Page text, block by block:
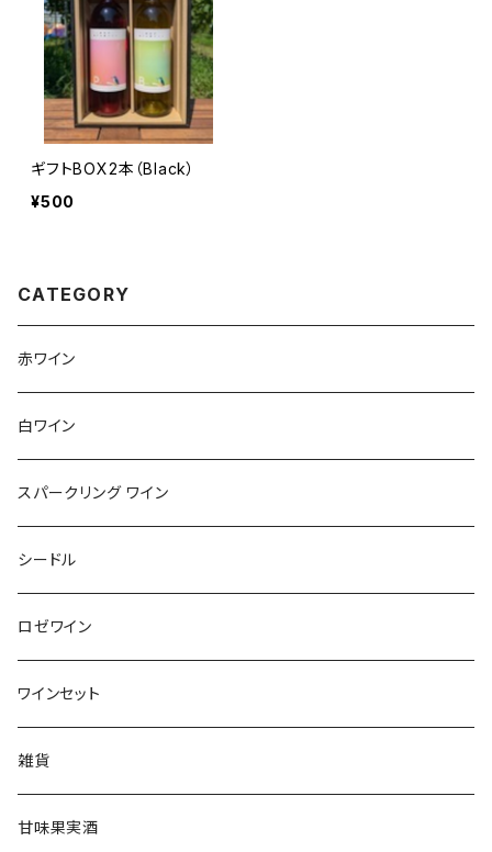
ギフトBOX2本（Black）
¥500
CATEGORY
赤ワイン
白ワイン
スパークリング ワイン
シードル
ロゼワイン
ワインセット
雑貨
甘味果実酒